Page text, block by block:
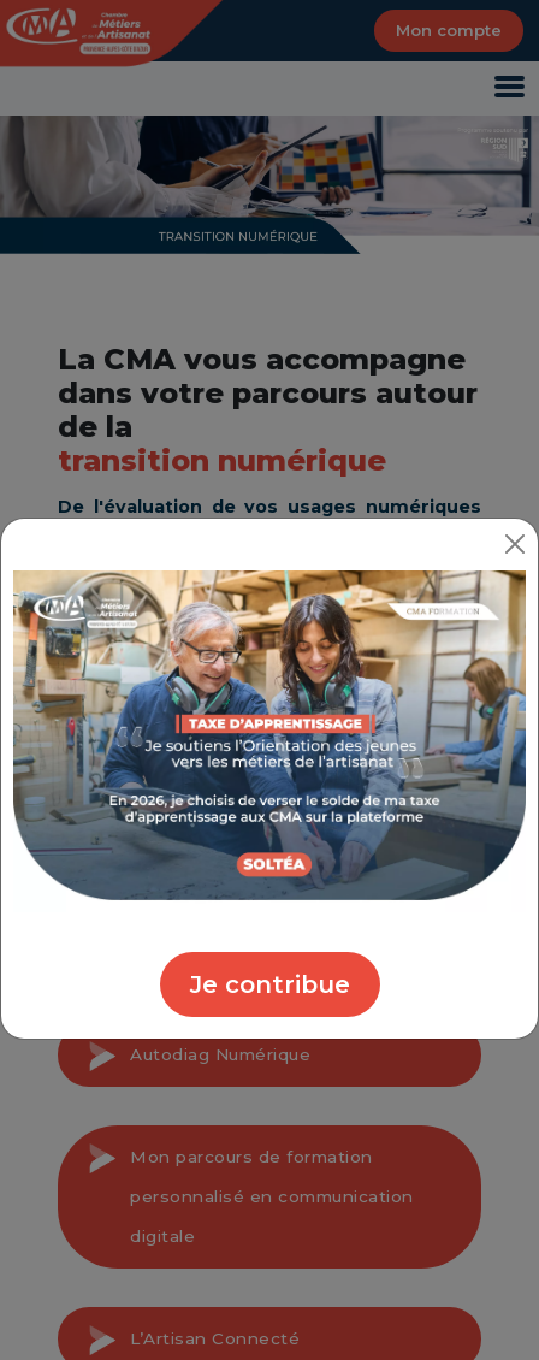
Mon compte
Je contribue
La CMA vous accompagne
dans votre parcours autour
de la
transition numérique
De l'évaluation de vos usages numériques
vos côtés.
Artisans, découvrez tout un programme pour
vous accompagner dans votre transition
numérique et développer votre entreprise.
Profitez d’un dispositif d’accompagnement
pour vous aider à passer le cap ou à aller
encore plus loin dans vos usages du
numérique à travers 4 actions : l’autodiag
numérique, le Déclic numérique,
l’Artisan Connecté.
Autodiag Numérique
Mon parcours de formation
personnalisé en communication
digitale
L’Artisan Connecté
Panneau de gestion des cookies